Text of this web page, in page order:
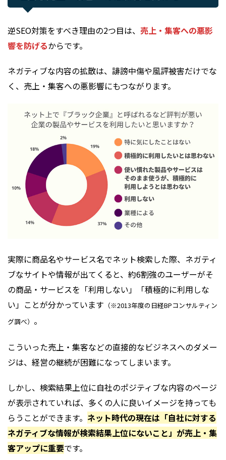
逆SEO対策をすべき理由の2つ目は、 売上・集客への悪影
響を防げるからです。
ネガティブな内容の拡散は、誹謗中傷や風評被害だけでな
く、売上・集客への悪影響にもつながります。
実際に商品名やサービス名でネット検索した際、ネガティ
ブなサイトや情報が出てくると、約6割強のユーザーがそ
の商品・サービスを「利用しない」「積極的に利用しな
い」ことが分かっています （※2013年度の日経BPコンサルティン
グ調べ） 。
こういった売上・集客などの直接的なビジネスへのダメー
ジは、経営の継続が困難になってしまいます。
しかし、検索結果上位に自社のポジティブな内容のページ
が表示されていれば、多くの人に良いイメージを持っても
らうことができます。 ネット時代の現在は「自社に対する
ネガティブな情報が検索結果上位にないこと」が売上・集
客アップに重要です。